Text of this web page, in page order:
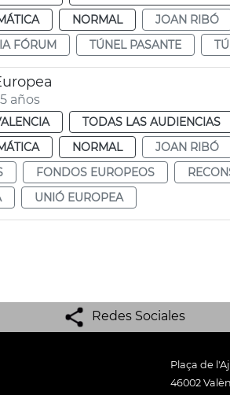
NORMAL JOAN RIBÓ
FÓRUM
TÚNEL PASANTE
años
TODAS LAS AUDIENCIAS
NORMAL JOAN RIBÓ
FONDOS EUROPEOS
UNIÓ EUROPEA
Redes Sociales
Plaça de
46002